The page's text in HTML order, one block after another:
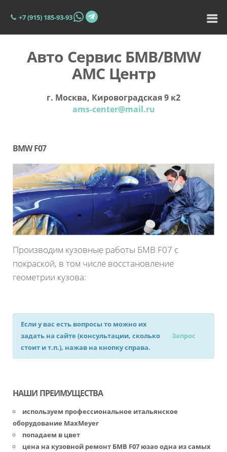
+7 (915) 185-93-93
Авто Сервис БМВ/BMW
АМС Центр
г. Москва, Кировоградская 9 к2
ams-center@mail.ru
BMW F07
Производим кузовные работы БМВ F07 с
покраской, в том числе восстановление
геометрии кузова:
Если у вас есть вопросы то можно их
задать на сайте (консультации, сколько
стоит и т.п.), нажав на кнопку справа.
Запрос
НАШИ ПРЕИМУЩЕСТВА
используем профессиональное итальянское
оборудование MaxMeyer
попадаем в цвет
цена на кузовной ремонт БМВ F07 юзао одна из самых